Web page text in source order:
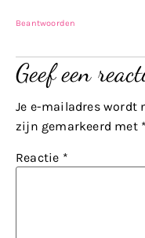
Beantwoorden
Geef een
Je e-mailadres wordt
zijn gemarkeerd met *
Reactie *